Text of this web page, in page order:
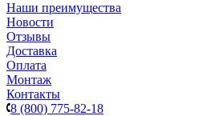
Наши преимущества
Новости
Отзывы
Доставка
Оплата
Монтаж
Контакты
8 (800) 775-82-18